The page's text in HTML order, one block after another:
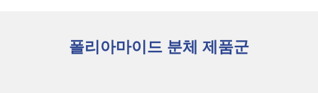
폴리아마이드 분체 제품군